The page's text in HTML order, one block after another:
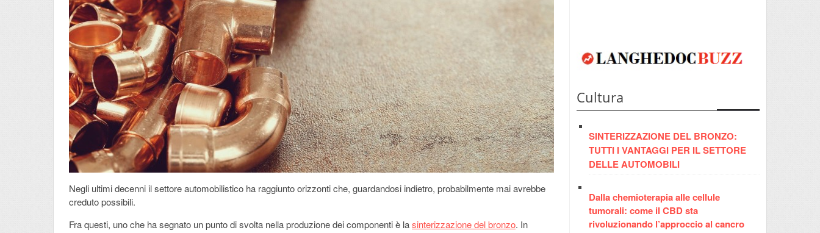
Negli ultimi decenni il settore automobilistico ha raggiunto orizzonti che, guardandosi indietro, probabilmente mai avrebbe
creduto possibili.
Fra questi, uno che ha segnato un punto di svolta nella produzione dei componenti è lasinterizzazione del bronzo. In
Cultura
SINTERIZZAZIONE DEL BRONZO:
TUTTI I VANTAGGI PER IL SETTORE
DELLE AUTOMOBILI
Dalla chemioterapia alle cellule
tumorali: come il CBD sta
rivoluzionando l’approccio al cancro